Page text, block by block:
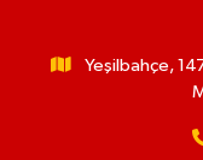
Yeşilbahçe,